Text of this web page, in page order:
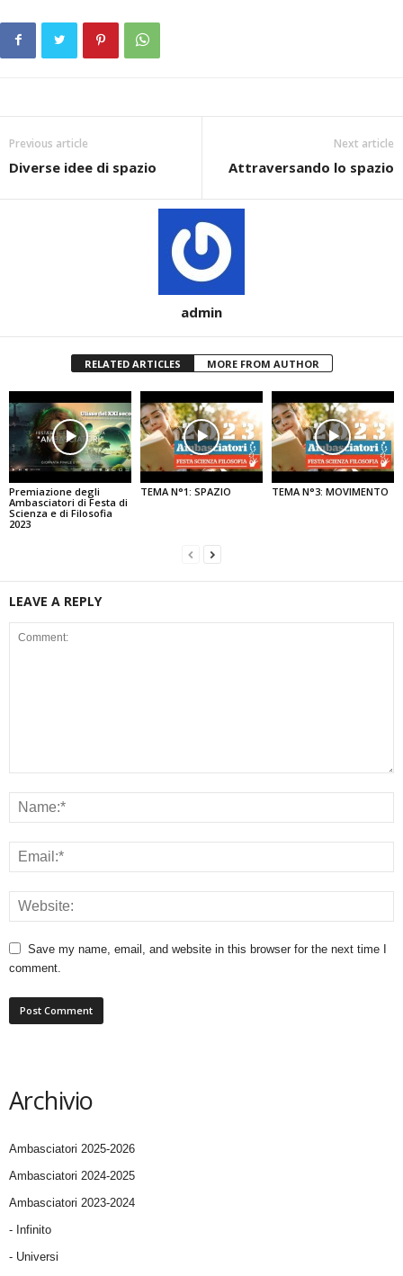
Previous article
Diverse idee di spazio
Next article
Attraversando lo spazio
admin
RELATED ARTICLES MORE FROM AUTHOR
Premiazione degli
Ambasciatori di Festa di
Scienza e di Filosofia
2023
TEMA N°1: SPAZIO TEMA N°3: MOVIMENTO
LEAVE A REPLY
Save my name, email, and website in this browser for the next time I
comment.
Archivio
Ambasciatori 2025-2026
Ambasciatori 2024-2025
Ambasciatori 2023-2024
- Infinito
- Universi